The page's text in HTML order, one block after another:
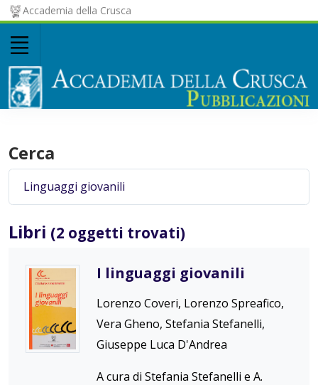
Accademia della Crusca
Cerca
Libri (2 oggetti trovati)
I linguaggi giovanili
Lorenzo Coveri, Lorenzo Spreafico,
Vera Gheno, Stefania Stefanelli,
Giuseppe Luca D'Andrea
A cura di Stefania Stefanelli e A.